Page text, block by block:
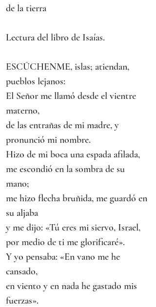
de la tierra
Lectura del libro de Isaías.
ESCÚCHENME, islas; atiendan,
pueblos lejanos:
El Señor me llamó desde el vientre
materno,
de las entrañas de mi madre, y
pronunció mi nombre.
Hizo de mi boca una espada afilada,
me escondió en la sombra de su
mano;
me hizo flecha bruñida, me guardó en
su aljaba
y me dijo: «Tú eres mi siervo, Israel,
por medio de ti me glorificaré».
Y yo pensaba: «En vano me he
cansado,
en viento y en nada he gastado mis
fuerzas».